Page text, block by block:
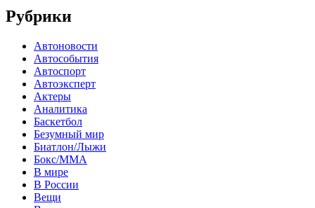
Рубрики
Автоновости
Автособытия
Автоспорт
Автоэксперт
Актеры
Аналитика
Баскетбол
Безумный мир
Биатлон/Лыжи
Бокс/MMA
В мире
В России
Вещи